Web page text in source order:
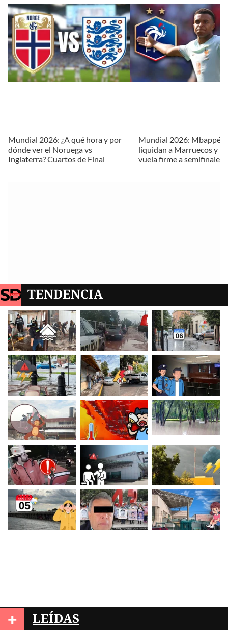
Mundial 2026: ¿A qué hora y por
dónde ver el Noruega vs
Inglaterra? Cuartos de Final
Mundial 2026: Mbappé y
liquidan a Marruecos y
vuela firme a semifinales
TENDENCIA
+ LEÍDAS